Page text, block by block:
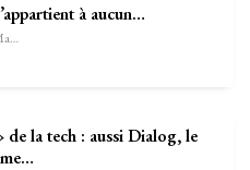
à aucun…
Sébastien-Étienne Marechal
la tech : aussi Dialog, le